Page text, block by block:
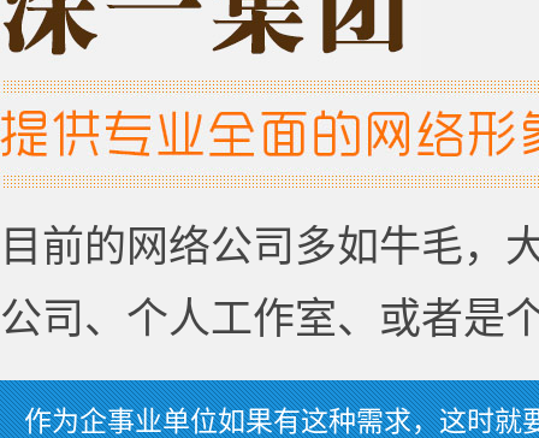
目前的网络公司多如牛毛，
公司、个人工作室、或者是
作为企事业单位如果有这种需求，这时就